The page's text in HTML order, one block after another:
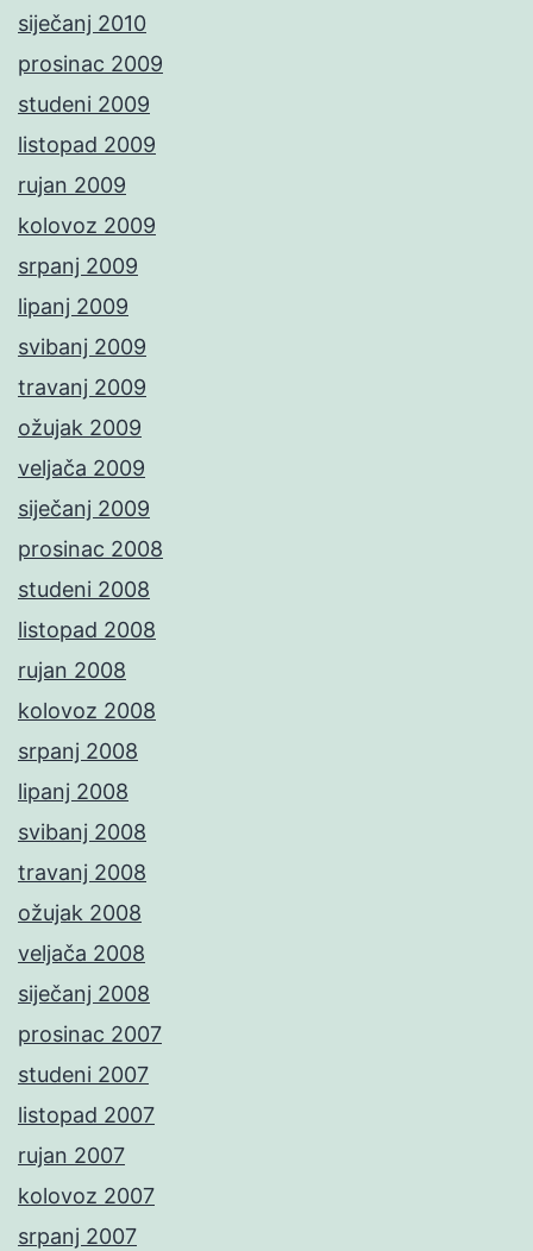
siječanj 2010
prosinac 2009
studeni 2009
listopad 2009
rujan 2009
kolovoz 2009
srpanj 2009
lipanj 2009
svibanj 2009
travanj 2009
ožujak 2009
veljača 2009
siječanj 2009
prosinac 2008
studeni 2008
listopad 2008
rujan 2008
kolovoz 2008
srpanj 2008
lipanj 2008
svibanj 2008
travanj 2008
ožujak 2008
veljača 2008
siječanj 2008
prosinac 2007
studeni 2007
listopad 2007
rujan 2007
kolovoz 2007
srpanj 2007